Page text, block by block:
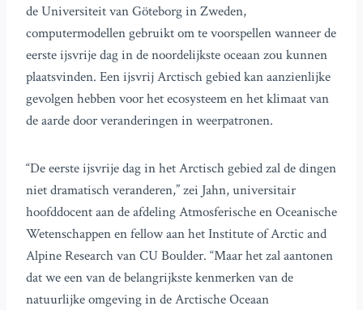
de Universiteit van Göteborg in Zweden,
computermodellen gebruikt om te voorspellen wanneer de
eerste ijsvrije dag in de noordelijkste oceaan zou kunnen
plaatsvinden. Een ijsvrij Arctisch gebied kan aanzienlijke
gevolgen hebben voor het ecosysteem en het klimaat van
de aarde door veranderingen in weerpatronen.
“De eerste ijsvrije dag in het Arctisch gebied zal de dingen
niet dramatisch veranderen,” zei Jahn, universitair
hoofddocent aan de afdeling Atmosferische en Oceanische
Wetenschappen en fellow aan het Institute of Arctic and
Alpine Research van CU Boulder. “Maar het zal aantonen
dat we een van de belangrijkste kenmerken van de
natuurlijke omgeving in de Arctische Oceaan